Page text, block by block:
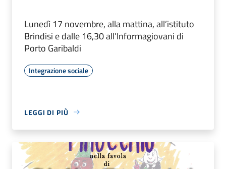
Lunedì 17 novembre, alla mattina, all’istituto
Brindisi e dalle 16,30 all’Informagiovani di
Porto Garibaldi
Integrazione sociale
LEGGI DI PIÙ